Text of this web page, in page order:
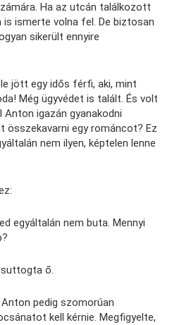
Ha az utcán találkozott
is ismerte volna fel. De biztosan
sikerült ennyire
jött egy idős férfi, aki, mint
Még ügyvédet is talált. És volt
igazán gyanakodni
összekavarni egy románcot? Ez
nem ilyen, képtelen lenne
egyáltalán nem buta. Mennyi
ő.
pedig szomorúan
kell kérnie. Megfigyelte,